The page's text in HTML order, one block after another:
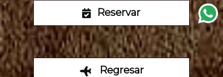
Reservar
Regresar